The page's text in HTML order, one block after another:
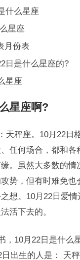
什么星座
星座
月份表
日是什么星座的?
星座
星座啊?
天秤座。10月22日
任何场合，都和各
。虽然大多数的情
势，但有时难免也
想。10月22日爱
活下去的。
，10月22日是什么
出生的人是： 天